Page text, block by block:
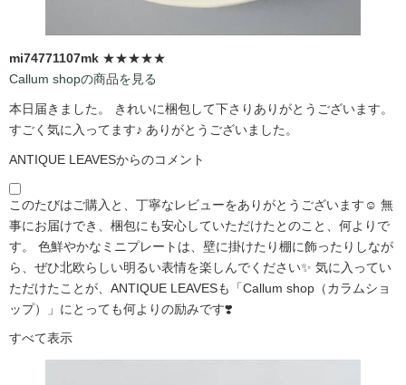
mi74771107mk ★★★★★
Callum shopの商品を見る
本日届きました。 きれいに梱包して下さりありがとうございます。
すごく気に入ってます♪ ありがとうございました。
ANTIQUE LEAVESからのコメント
このたびはご購入と、丁寧なレビューをありがとうございます☺️ 無
事にお届けでき、梱包にも安心していただけたとのこと、何よりで
す。 色鮮やかなミニプレートは、壁に掛けたり棚に飾ったりしなが
ら、ぜひ北欧らしい明るい表情を楽しんでください✨ 気に入ってい
ただけたことが、ANTIQUE LEAVESも「Callum shop（カラムショ
ップ）」にとっても何よりの励みです❣️
すべて表示